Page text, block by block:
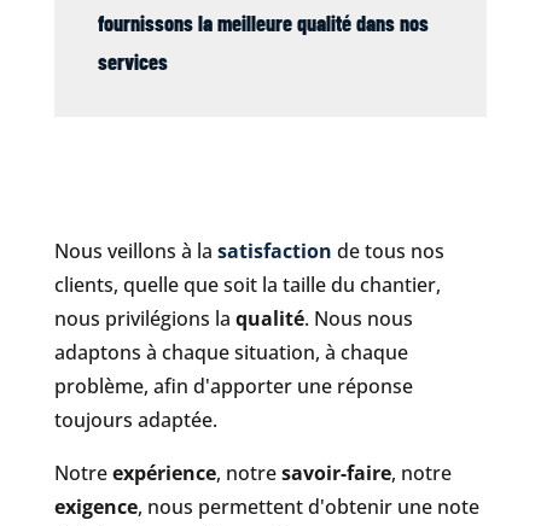
fournissons la meilleure qualité dans nos
services
Nous veillons à la satisfaction de tous nos
clients, quelle que soit la taille du chantier,
nous privilégions la qualité. Nous nous
adaptons à chaque situation, à chaque
problème, afin d'apporter une réponse
toujours adaptée.
Notreexpérience, notresavoir-faire, notre
exigence, nous permettent d'obtenir une note